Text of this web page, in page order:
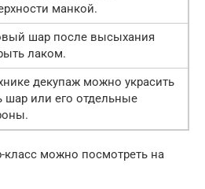
манкой.
шар после высыхания
лаком.
декупаж можно украсить
шар или его отдельные
класс можно посмотреть на